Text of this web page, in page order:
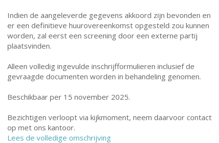
Indien de aangeleverde gegevens akkoord zijn bevonden en
er een definitieve huurovereenkomst opgesteld zou kunnen
worden, zal eerst een screening door een externe partij
plaatsvinden.
Alleen volledig ingevulde inschrijfformulieren inclusief de
gevraagde documenten worden in behandeling genomen.
Beschikbaar per 15 november 2025.
Bezichtigen verloopt via kijkmoment, neem daarvoor contact
op met ons kantoor.
Lees de volledige omschrijving